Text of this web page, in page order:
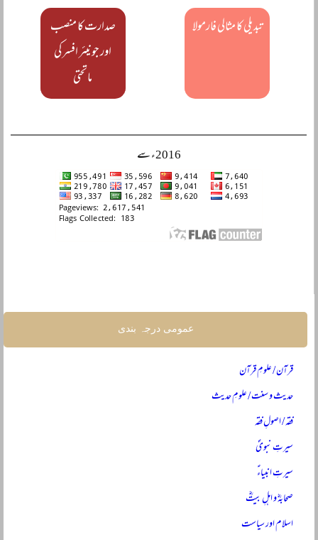
تبدیلی کا مثالی فارمولا
صدارت کا منصب
اور جونیئر افسر کی
ماتحتی
2016ء سے
عمومی درجہ بندی
قرآن / علومِ قرآن
حدیث و سنت / علومِ حدیث
فقہ / اصولِ فقہ
سیرتِ نبویؐ
سیرتِ انبیاءؑ
صحابہؓ و اہلِ بیتؓ
اسلام اور سیاست